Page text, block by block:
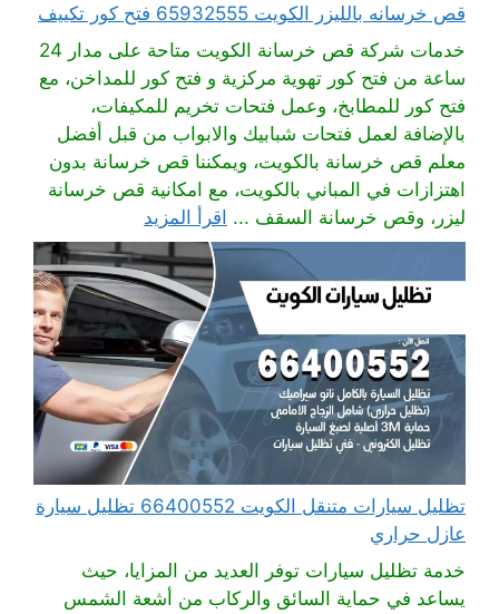
قص خرسانه بالليزر الكويت 65932555 فتح كور تكييف
خدمات شركة قص خرسانة الكويت متاحة على مدار 24
ساعة من فتح كور تهوية مركزية و فتح كور للمداخن، مع
فتح كور للمطابخ، وعمل فتحات تخريم للمكيفات،
بالإضافة لعمل فتحات شبابيك والابواب من قبل أفضل
معلم قص خرسانة بالكويت، ويمكننا قص خرسانة بدون
اهتزازات في المباني بالكويت، مع امكانية قص خرسانة
ليزر، وقص خرسانة السقف ... اقرأ المزيد
تظليل سيارات متنقل الكويت 66400552 تظليل سيارة
عازل حراري
خدمة تظليل سيارات توفر العديد من المزايا، حيث
يساعد في حماية السائق والركاب من أشعة الشمس